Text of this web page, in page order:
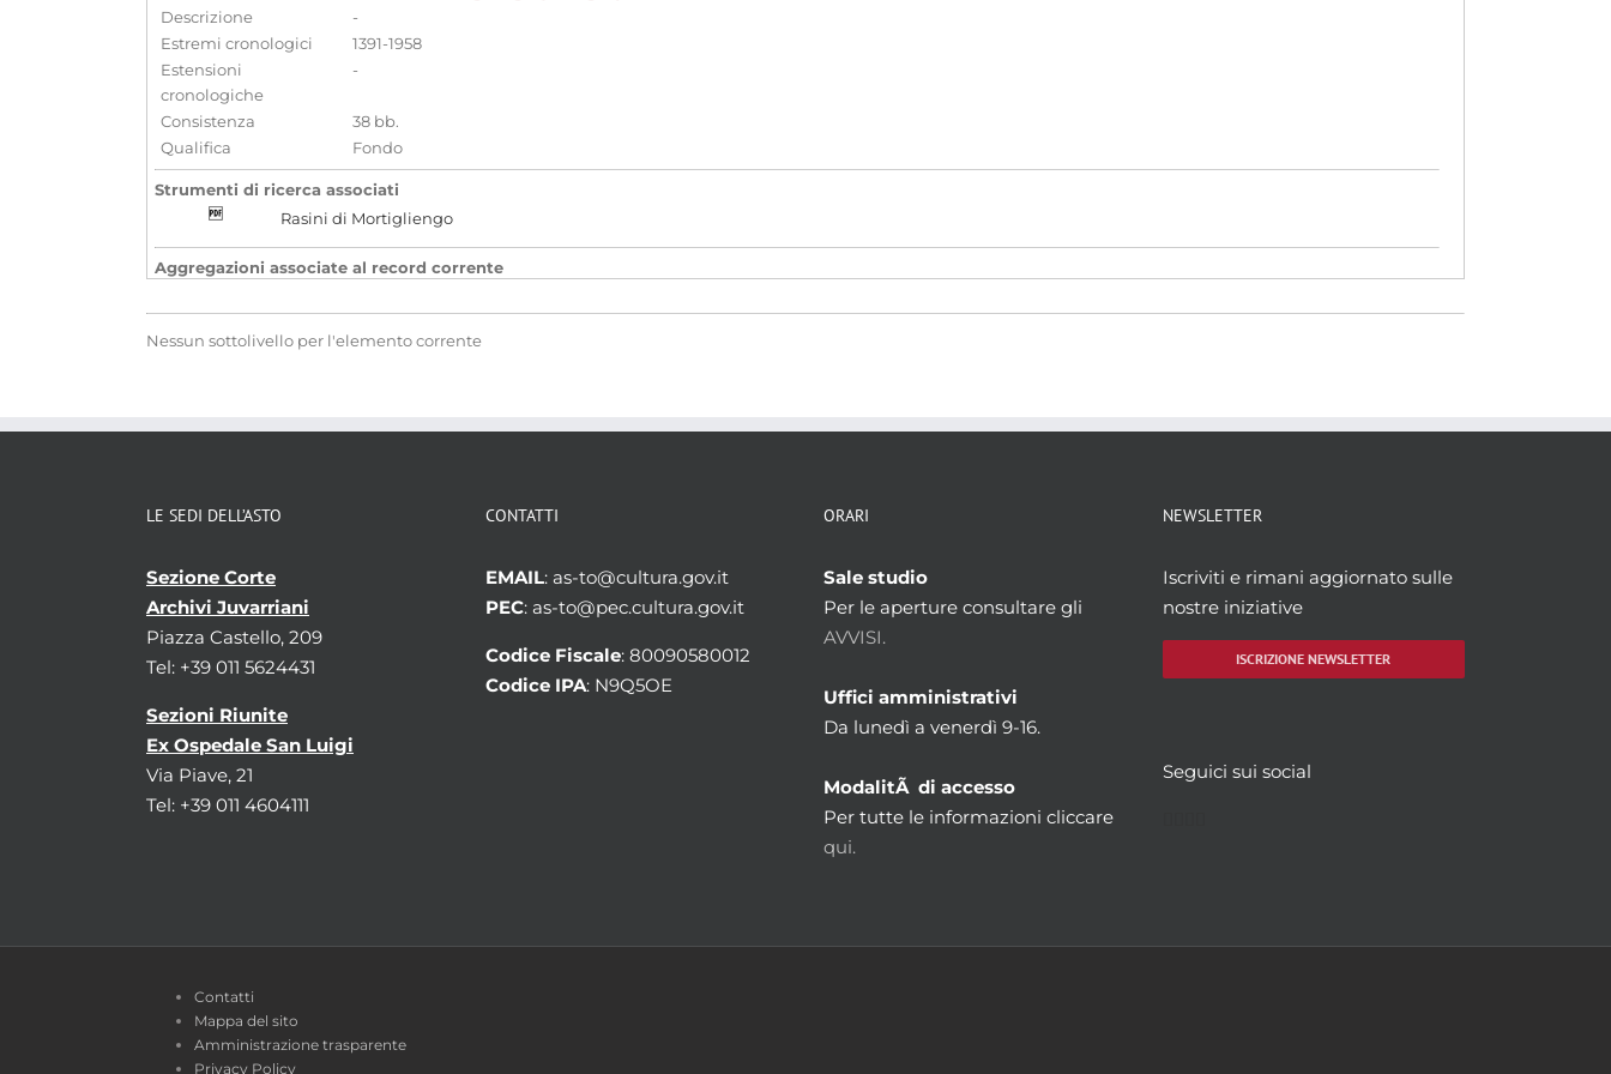
Descrizione
-
Estremi cronologici
1391-1958
Estensioni
cronologiche
-
Consistenza
38 bb.
Qualifica
Fondo
Strumenti di ricerca associati
Rasini di Mortigliengo
Aggregazioni associate al record corrente
Temi
Araldica
Genealogia Nobiltà
Nessun sottolivello per l'elemento corrente
LE SEDI DELL’ASTO
Sezione Corte
Archivi Juvarriani
Piazza Castello, 209
Tel: +39 011 5624431
Sezioni Riunite
Ex Ospedale San Luigi
Via Piave, 21
Tel: +39 011 4604111
CONTATTI
EMAIL: as-to@cultura.gov.it
PEC: as-to@pec.cultura.gov.it
Codice Fiscale: 80090580012
Codice IPA: N9Q5OE
ORARI
Sale studio
Per le aperture consultare gli
AVVISI.
Uffici amministrativi
Da lunedì a venerdì 9-16.
ModalitÃ di accesso
Per tutte le informazioni cliccare
qui.
NEWSLETTER
Iscriviti e rimani aggiornato sulle
nostre iniziative
ISCRIZIONE NEWSLETTER
Seguici sui social
Contatti
Mappa del sito
Amministrazione trasparente
Privacy Policy